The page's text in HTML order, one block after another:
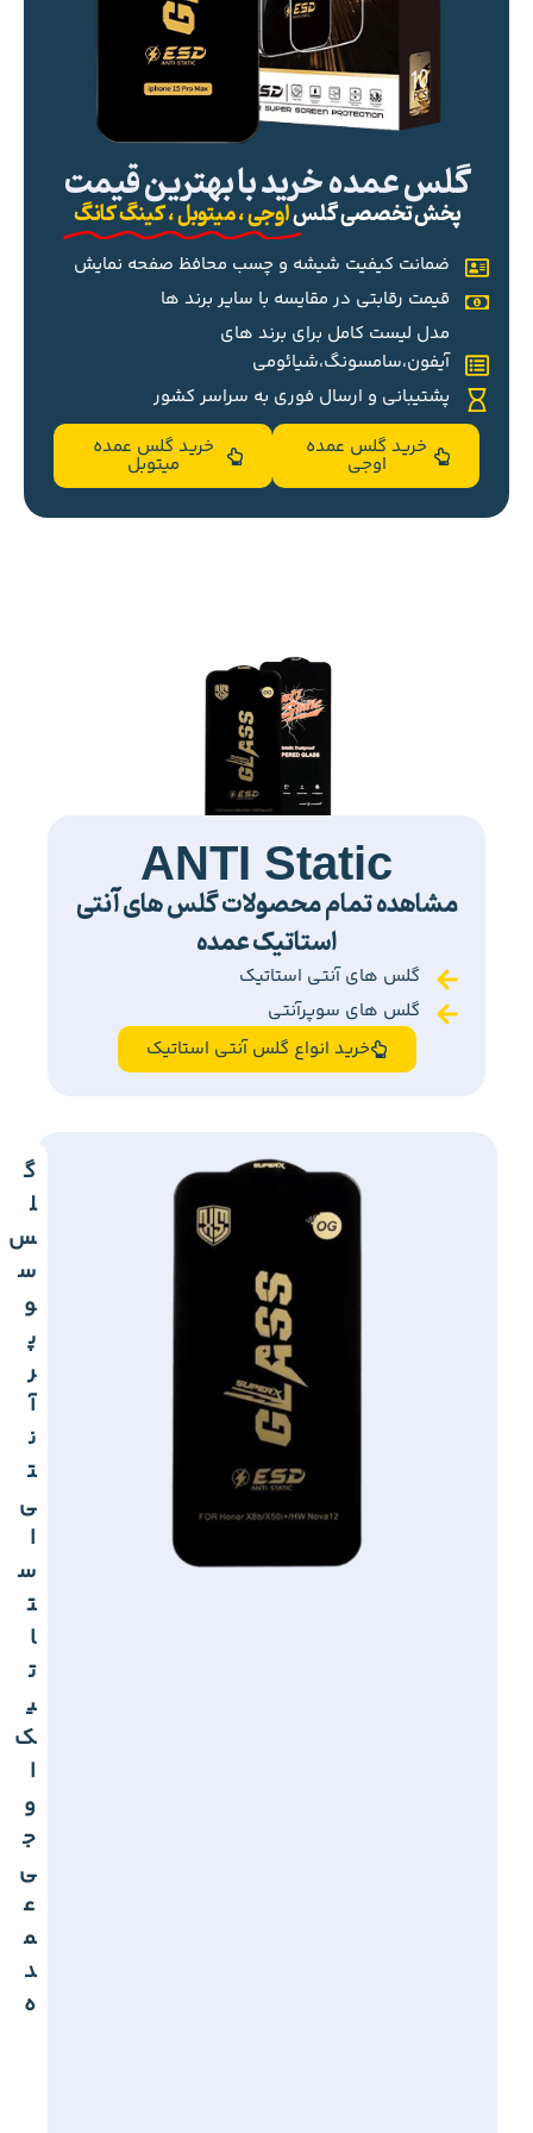
گلس عمده خرید با بهترین قیمت
پخش تخصصی گلساوجی ، میتوبل ، کینگ کانگ
ضمانت کیفیت شیشه و چسب محافظ صفحه نمایش
قیمت رقابتی در مقایسه با سایر برند ها
مدل لیست کامل برای برند های
آیفون،سامسونگ،شیائومی
پشتیبانی و ارسال فوری به سراسر کشور
خرید گلس عمده
اوجی
خرید گلس عمده
میتوبل
ANTI Static
مشاهده تمام محصولات گلس های آنتی
استاتیک عمده
گلس های آنتی استاتیک
گلس های سوپرآنتی
خرید انواع گلس آنتی استاتیک
گ
ل
س
س
و
پ
ر
آ
ن
ت
ی
ا
س
ت
ا
ت
ی
ک
ا
و
ج
ی
ع
م
د
ه